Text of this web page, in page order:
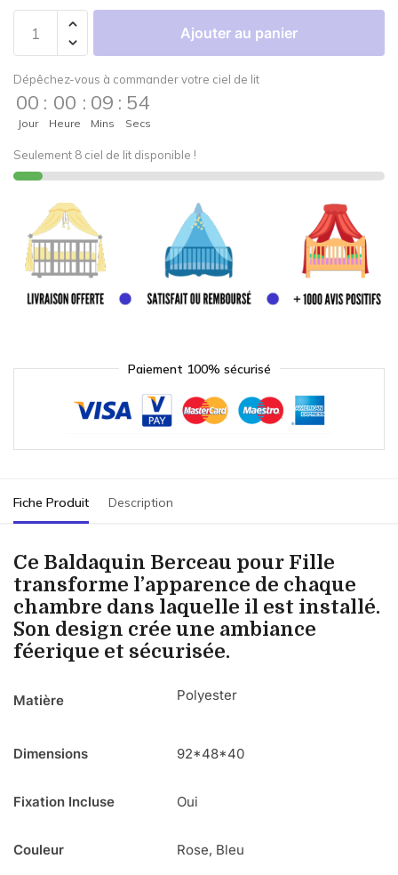
Ajouter au panier
Dépêchez-vous à commander votre ciel de lit
00
Jour
: 00
Heure
: 09
Mins
: 54
Secs
Seulement 8 ciel de lit disponible !
Paiement 100% sécurisé
Fiche Produit Description
Ce Baldaquin Berceau pour Fille
transforme l’apparence de chaque
chambre dans laquelle il est installé.
Son design crée une ambiance
féerique et sécurisée.
Matière Polyester
Dimensions 92*48*40
Fixation Incluse Oui
Couleur Rose, Bleu